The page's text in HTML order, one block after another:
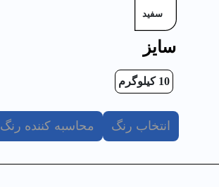
سایز
10 کیلوگرم
انتخاب رنگ محاسبه کننده رنگ